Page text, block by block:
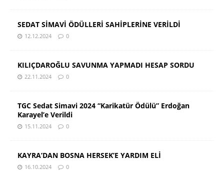
SEDAT SİMAVİ ÖDÜLLERİ SAHİPLERİNE VERİLDİ
12.12.2024 0
KILIÇDAROĞLU SAVUNMA YAPMADI HESAP SORDU
22.11.2024 0
TGC Sedat Simavi 2024 “Karikatür Ödülü” Erdoğan
Karayel’e Verildi
15.11.2024 0
KAYRA’DAN BOSNA HERSEK’E YARDIM ELİ
16.10.2024 0